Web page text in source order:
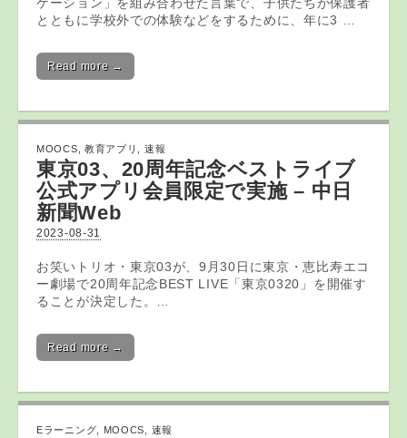
とともに学校外での体験などをするために、年に3 …
Read more →
MOOCS 教育アプリ 速報
東京03、20周年記念ベストライブ
公式アプリ 会員限定で実施 – 中日
新聞Web
2023-08-31
お笑いトリオ・東京03が、9月30日に東京・恵比寿エコ
ー劇場で20周年記念BEST LIVE「東京0320」を開催す
ることが決定した。…
Read more →
Eラーニング MOOCS 速報